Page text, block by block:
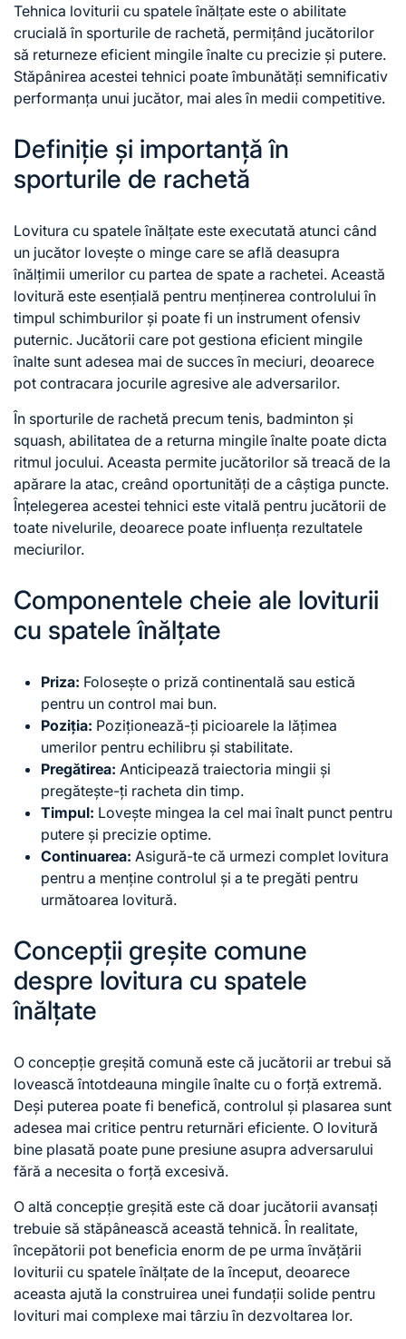
Tehnica loviturii cu spatele înălțate este o abilitate
crucială în sporturile de rachetă, permițând jucătorilor
să returneze eficient mingile înalte cu precizie și putere.
Stăpânirea acestei tehnici poate îmbunătăți semnificativ
performanța unui jucător, mai ales în medii competitive.
Definiție și importanță în
sporturile de rachetă
Lovitura cu spatele înălțate este executată atunci când
un jucător lovește o minge care se află deasupra
înălțimii umerilor cu partea de spate a rachetei. Această
lovitură este esențială pentru menținerea controlului în
timpul schimburilor și poate fi un instrument ofensiv
puternic. Jucătorii care pot gestiona eficient mingile
înalte sunt adesea mai de succes în meciuri, deoarece
pot contracara jocurile agresive ale adversarilor.
În sporturile de rachetă precum tenis, badminton și
squash, abilitatea de a returna mingile înalte poate dicta
ritmul jocului. Aceasta permite jucătorilor să treacă de la
apărare la atac, creând oportunități de a câștiga puncte.
Înțelegerea acestei tehnici este vitală pentru jucătorii de
toate nivelurile, deoarece poate influența rezultatele
meciurilor.
Componentele cheie ale loviturii
cu spatele înălțate
Priza: Folosește o priză continentală sau estică
pentru un control mai bun.
Poziția: Poziționează-ți picioarele la lățimea
umerilor pentru echilibru și stabilitate.
Pregătirea: Anticipează traiectoria mingii și
pregătește-ți racheta din timp.
Timpul: Lovește mingea la cel mai înalt punct pentru
putere și precizie optime.
Continuarea: Asigură-te că urmezi complet lovitura
pentru a menține controlul și a te pregăti pentru
următoarea lovitură.
Concepții greșite comune
despre lovitura cu spatele
înălțate
O concepție greșită comună este că jucătorii ar trebui să
lovească întotdeauna mingile înalte cu o forță extremă.
Deși puterea poate fi benefică, controlul și plasarea sunt
adesea mai critice pentru returnări eficiente. O lovitură
bine plasată poate pune presiune asupra adversarului
fără a necesita o forță excesivă.
O altă concepție greșită este că doar jucătorii avansați
trebuie să stăpânească această tehnică. În realitate,
începătorii pot beneficia enorm de pe urma învățării
loviturii cu spatele înălțate de la început, deoarece
aceasta ajută la construirea unei fundații solide pentru
lovituri mai complexe mai târziu în dezvoltarea lor.